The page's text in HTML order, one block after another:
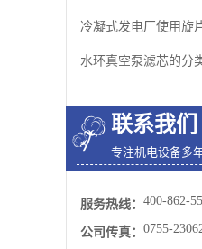
冷凝式发电厂使用旋
水环真空泵​滤芯的分
联系我们
专注机电设备多
服务热线： 400-862-
公司传真： 0755-